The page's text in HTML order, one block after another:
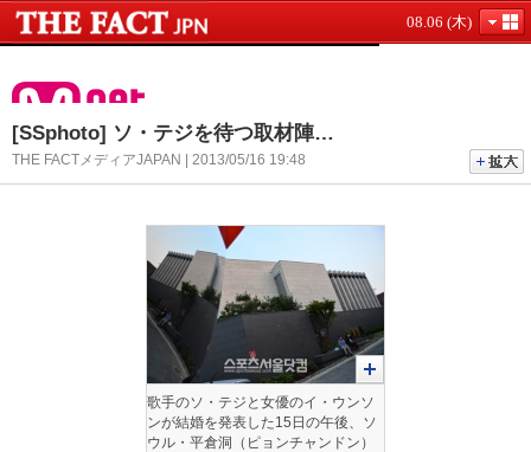
08.06 (木)
[SSphoto] ソ・テジを待つ取材陣…
THE FACTメディアJAPAN | 2013/05/16 19:48
歌手のソ・テジと女優のイ・ウンソ
ンが結婚を発表した15日の午後、ソ
ウル・平倉洞（ピョンチャンドン）